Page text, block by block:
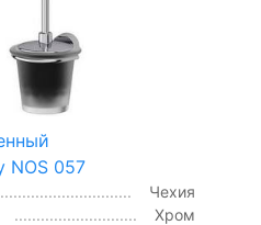
NOS 057
Чехия
Хром